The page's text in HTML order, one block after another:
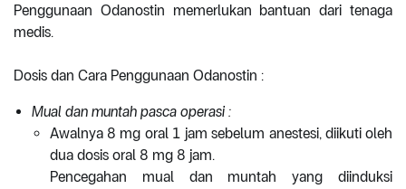
Penggunaan Odanostin memerlukan bantuan dari tenaga
medis.
Dosis dan Cara Penggunaan Odanostin :
Mual dan muntah pasca operasi :
Awalnya 8 mg oral 1 jam sebelum anestesi, diikuti oleh
dua dosis oral 8 mg 8 jam.
Pencegahan mual dan muntah yang diinduksi